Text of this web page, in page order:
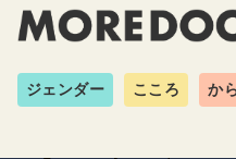
ジェンダー こころ か